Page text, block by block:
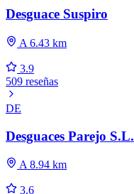
Desguace Suspiro
A 6.43 km
3.9
509 reseñas
DE
Desguaces Parejo S.L.
A 8.94 km
3.6